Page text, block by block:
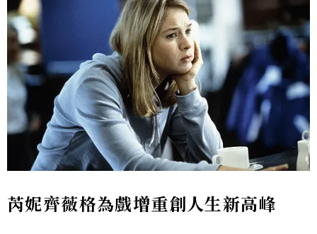
芮妮齊薇格為戲增重創人生新高峰